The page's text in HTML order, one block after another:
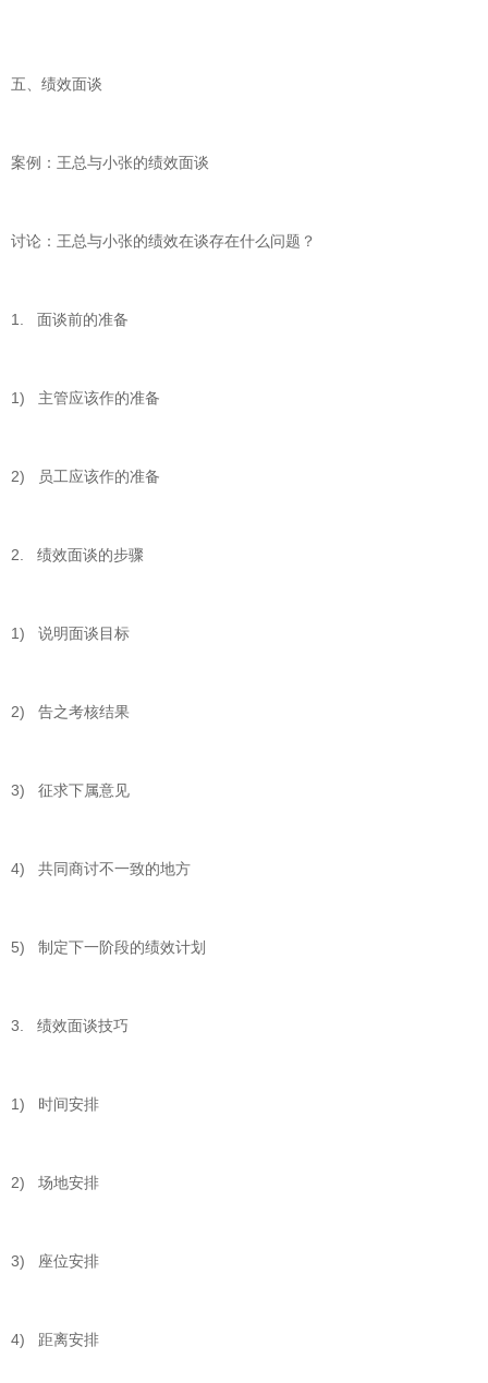
五、绩效面谈
案例：王总与小张的绩效面谈
讨论：王总与小张的绩效在谈存在什么问题？
1. 面谈前的准备
1) 主管应该作的准备
2) 员工应该作的准备
2. 绩效面谈的步骤
1) 说明面谈目标
2) 告之考核结果
3) 征求下属意见
4) 共同商讨不一致的地方
5) 制定下一阶段的绩效计划
3. 绩效面谈技巧
1) 时间安排
2) 场地安排
3) 座位安排
4) 距离安排